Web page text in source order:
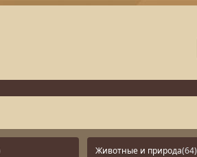
Животные и природа(64)